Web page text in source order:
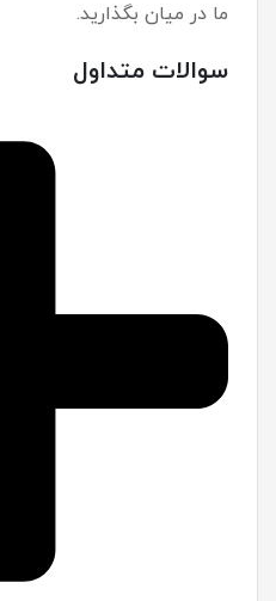
ما در میان بگذارید.
سوالات متداول